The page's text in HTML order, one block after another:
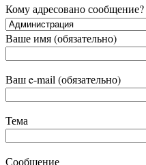
Кому адресовано сообщение?
Ваше имя (обязательно)
Ваш e-mail (обязательно)
Тема
Сообщение